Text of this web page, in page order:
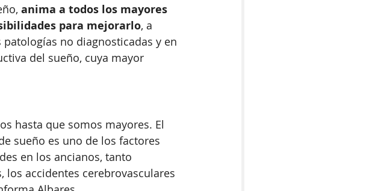
anima a todos los mayores
para mejorarlo, a
no diagnosticadas y en
del sueño, cuya mayor
hasta que somos mayores. El
sueño es uno de los factores
en los ancianos, tanto
accidentes cerebrovasculares